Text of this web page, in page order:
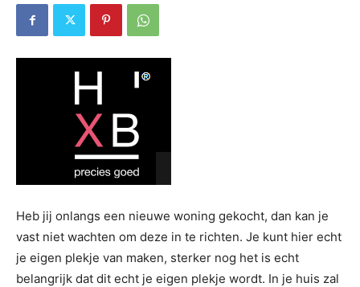
Heb jij onlangs een nieuwe woning gekocht, dan kan je
vast niet wachten om deze in te richten. Je kunt hier echt
je eigen plekje van maken, sterker nog het is echt
belangrijk dat dit echt je eigen plekje wordt. In je huis zal